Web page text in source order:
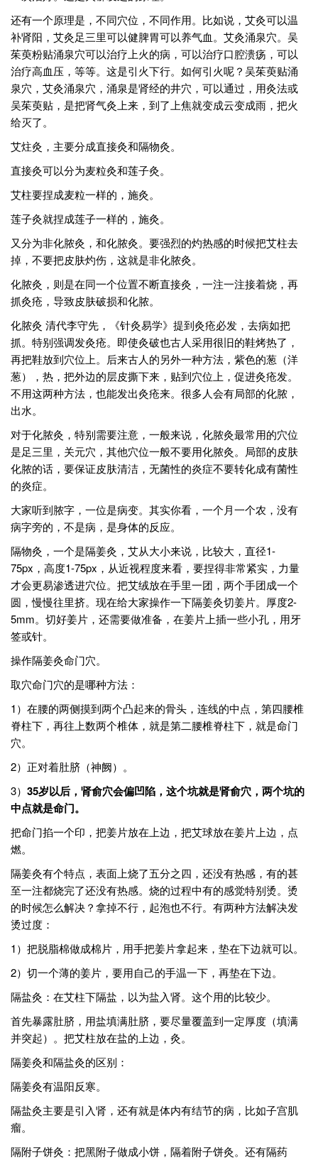
还有一个原理是，不同穴位，不同作用。比如说，艾灸可以温
补肾阳，艾灸足三里可以健脾胃可以养气血。艾灸涌泉穴。吴
茱萸粉贴涌泉穴可以治疗上火的病，可以治疗口腔溃疡，可以
治疗高血压，等等。这是引火下行。如何引火呢？吴茱萸贴涌
泉穴，艾灸涌泉穴，涌泉是肾经的井穴，可以通过，用灸法或
吴茱萸贴，是把肾气灸上来，到了上焦就变成云变成雨，把火
给灭了。
艾炷灸，主要分成直接灸和隔物灸。
直接灸可以分为麦粒灸和莲子灸。
艾柱要捏成麦粒一样的，施灸。
莲子灸就捏成莲子一样的，施灸。
又分为非化脓灸，和化脓灸。要强烈的灼热感的时候把艾柱去
掉，不要把皮肤灼伤，这就是非化脓灸。
化脓灸，则是在同一个位置不断直接灸，一注一注接着烧，再
抓灸疮，导致皮肤破损和化脓。
化脓灸 清代李守先，《针灸易学》提到灸疮必发，去病如把
抓。特别强调发灸疮。即使灸破也古人采用很旧的鞋烤热了，
再把鞋放到穴位上。后来古人的另外一种方法，紫色的葱（洋
葱），热，把外边的层皮撕下来，贴到穴位上，促进灸疮发。
不用这两种方法，也能发出灸疮来。很多人会有局部的化脓，
出水。
对于化脓灸，特别需要注意，一般来说，化脓灸最常用的穴位
是足三里，关元穴，其他穴位一般不要用化脓灸。局部的皮肤
化脓的话，要保证皮肤清洁，无菌性的炎症不要转化成有菌性
的炎症。
大家听到脓字，一位是病变。其实你看，一个月一个农，没有
病字旁的，不是病，是身体的反应。
隔物灸，一个是隔姜灸，艾从大小来说，比较大，直径1-
75px，高度1-75px，从近视程度来看，要捏得非常紧实，力量
才会更易渗透进穴位。把艾绒放在手里一团，两个手团成一个
圆，慢慢往里挤。现在给大家操作一下隔姜灸切姜片。厚度2-
5mm。切好姜片，还需要做准备，在姜片上插一些小孔，用牙
签或针。
操作隔姜灸命门穴。
取穴命门穴的是哪种方法：
1）在腰的两侧摸到两个凸起来的骨头，连线的中点，第四腰椎
脊柱下，再往上数两个椎体，就是第二腰椎脊柱下，就是命门
穴。
2）正对着肚脐（神阙）。
3） 35岁以后，肾俞穴会偏凹陷，这个坑就是肾俞穴，两个坑的
中点就是命门。
把命门掐一个印，把姜片放在上边，把艾球放在姜片上边，点
燃。
隔姜灸有个特点，表面上烧了五分之四，还没有热感，有的甚
至一注都烧完了还没有热感。烧的过程中有的感觉特别烫。烫
的时候怎么解决？拿掉不行，起泡也不行。有两种方法解决发
烫过度：
1）把脱脂棉做成棉片，用手把姜片拿起来，垫在下边就可以。
2）切一个薄的姜片，要用自己的手温一下，再垫在下边。
隔盐灸：在艾柱下隔盐，以为盐入肾。这个用的比较少。
首先暴露肚脐，用盐填满肚脐，要尽量覆盖到一定厚度（填满
并突起）。把艾柱放在盐的上边，灸。
隔姜灸和隔盐灸的区别：
隔姜灸有温阳反寒。
隔盐灸主要是引入肾，还有就是体内有结节的病，比如子宫肌
瘤。
隔附子饼灸：把黑附子做成小饼，隔着附子饼灸。还有隔药